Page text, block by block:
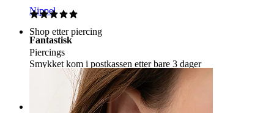
Nippel
Shop etter piercing
Piercings
Fantastisk
Smykket kom i postkassen etter bare 3 dager
Bekreftet kjøp